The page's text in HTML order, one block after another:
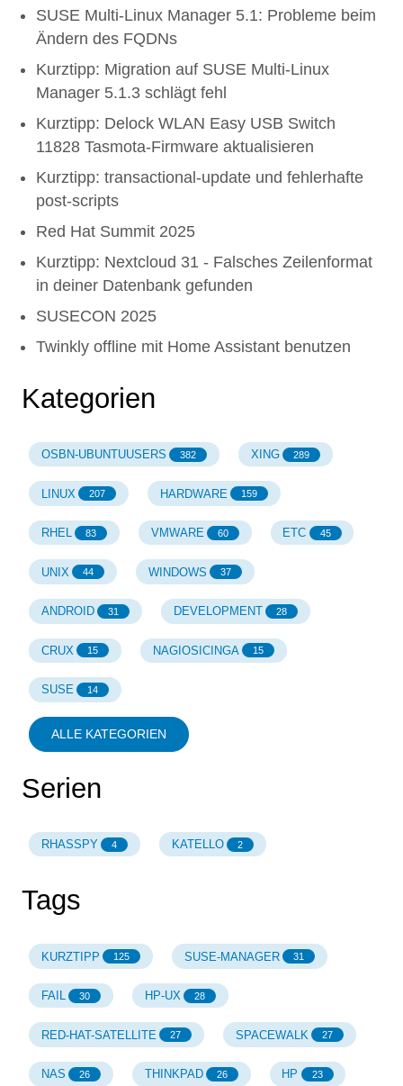
SUSE Multi-Linux Manager 5.1: Probleme beim
Ändern des FQDNs
Kurztipp: Migration auf SUSE Multi-Linux
Manager 5.1.3 schlägt fehl
Kurztipp: Delock WLAN Easy USB Switch
11828 Tasmota-Firmware aktualisieren
Kurztipp: transactional-update und fehlerhafte
post-scripts
Red Hat Summit 2025
Kurztipp: Nextcloud 31 - Falsches Zeilenformat
in deiner Datenbank gefunden
SUSECON 2025
Twinkly offline mit Home Assistant benutzen
Kategorien
OSBN-UBUNTUUSERS 382 XING 289
LINUX 207 HARDWARE 159
RHEL 83 VMWARE 60 ETC 45
UNIX 44 WINDOWS 37
ANDROID 31 DEVELOPMENT 28
CRUX 15 NAGIOSICINGA 15
SUSE 14
ALLE KATEGORIEN
Serien
RHASSPY 4 KATELLO 2
Tags
KURZTIPP 125 SUSE-MANAGER 31
FAIL 30 HP-UX 28
RED-HAT-SATELLITE 27 SPACEWALK 27
NAS 26 THINKPAD 26 HP 23